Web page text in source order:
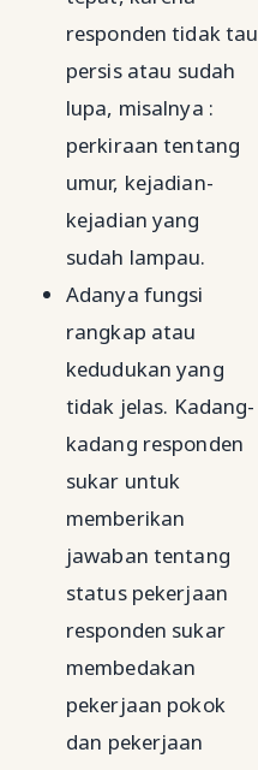
responden tidak tau
persis atau sudah
lupa, misalnya :
perkiraan tentang
umur, kejadian-
kejadian yang
sudah lampau.
Adanya fungsi
rangkap atau
kedudukan yang
tidak jelas. Kadang-
kadang responden
sukar untuk
memberikan
jawaban tentang
status pekerjaan
responden sukar
membedakan
pekerjaan pokok
dan pekerjaan